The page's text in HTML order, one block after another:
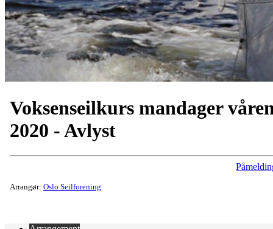
Voksenseilkurs mandager
2020 - Avlyst
Arrangør: Oslo Seilforening